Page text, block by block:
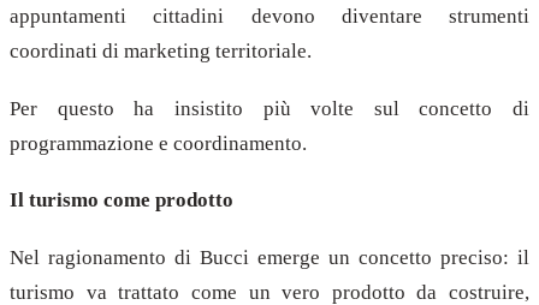
appuntamenti cittadini devono diventare strumenti
coordinati di marketing territoriale.
Per questo ha insistito più volte sul concetto di
programmazione e coordinamento.
Il turismo come prodotto
Nel ragionamento di Bucci emerge un concetto preciso: il
turismo va trattato come un vero prodotto da costruire,